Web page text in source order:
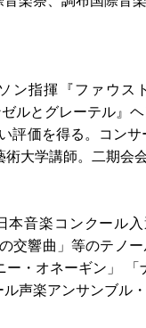
指揮『ファウ
ルとグレーテル』
評価を得る。コン
大学講師。二期会
音楽コンクール
交響曲」等のテノ
・オネーギン」
声楽アンサンブル・